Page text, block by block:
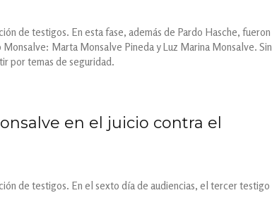
de testigos. En esta fase, además de Pardo Hasche, fueron
Marta Monsalve Pineda y Luz Marina Monsalve. Sin
por temas de seguridad.
en el juicio contra el
de testigos. En el sexto día de audiencias, el tercer testigo